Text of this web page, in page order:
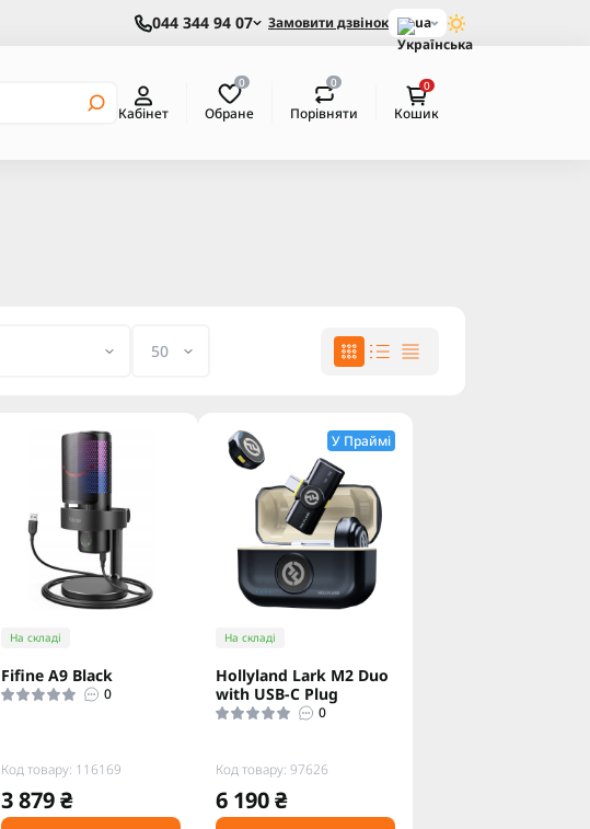
044 344 94 07 Замовити дзвінок ua
Кабінет
0
Обране
0
Порівняти
0
Кошик
На складі
Fifine A9 Black
0
Код товару: 116169
3 879 ₴
У Праймі
На складі
Hollyland Lark M2 Duo
with USB-C Plug
0
Код товару: 97626
6 190 ₴